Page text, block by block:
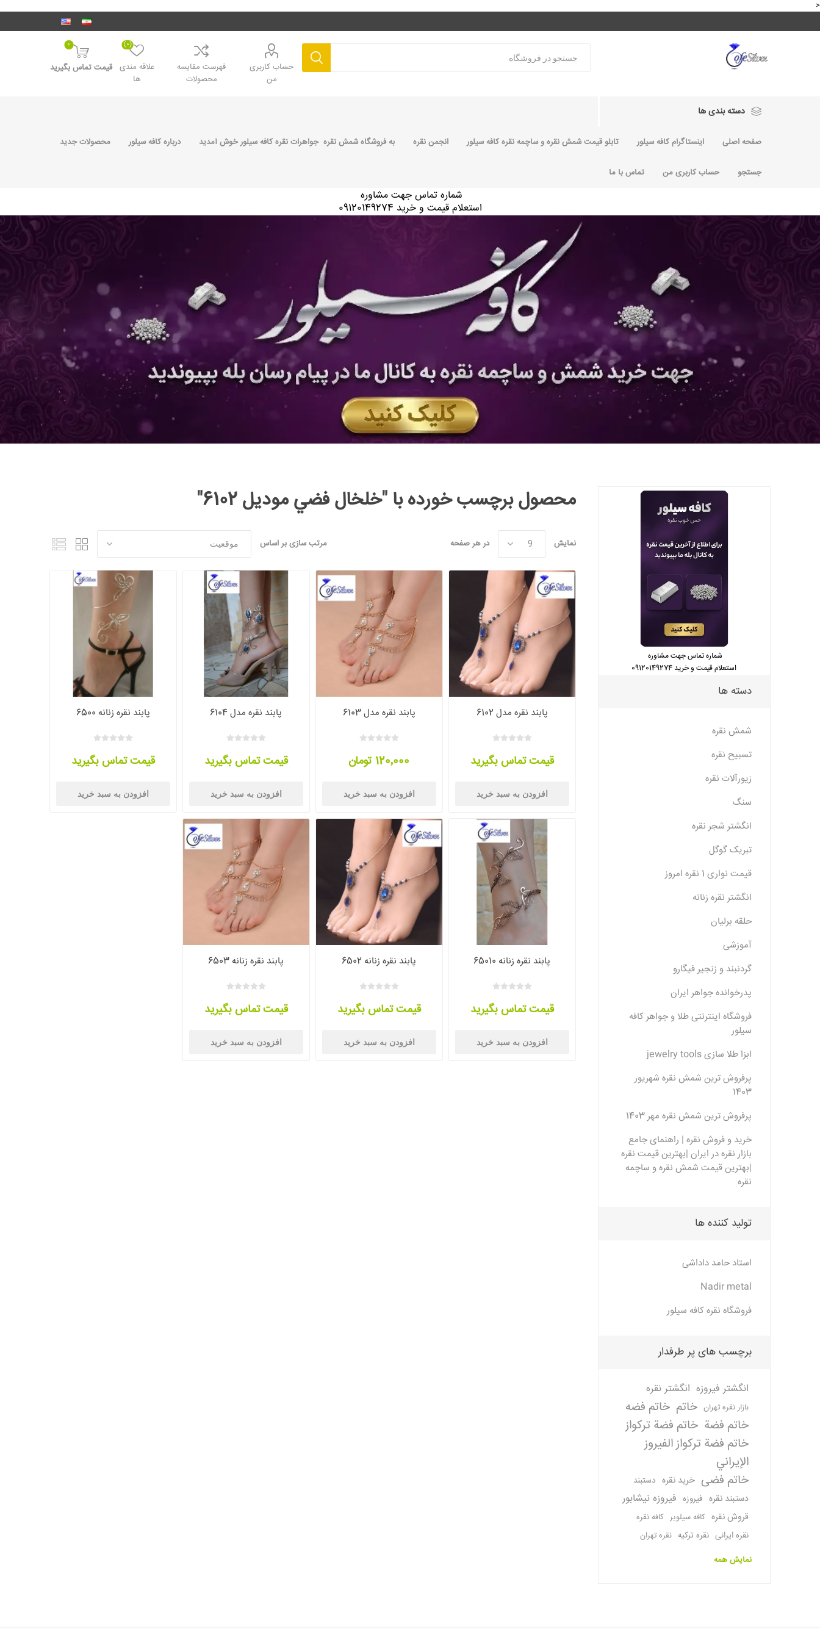
<
حساب کاربری
من
فهرست مقایسه
محصولات
علاقه مندی
ها
(0)
0
قیمت تماس بگیرید
دسته بندی ها
صفحه اصلی اینستاگرام کافه سیلور تابلو قیمت شمش نقره و ساچمه نقره کافه سیلور انجمن نقره به فروشگاه شمش نقره جواهرات نقره کافه سیلور خوش آمدید درباره کافه سیلور محصولات جدید
جستجو حساب کاربری من تماس با ما
شماره تماس جهت مشاوره
استعلام قیمت و خرید 09120149274
محصول برچسب خورده با "خلخال فضي موديل 6102"
مرتب سازی بر اساس نمایش در هر صفحه
پابند نقره مدل 6102
قیمت تماس بگیرید
افزودن به سبد خرید
پابند نقره مدل 6103
120٬000 تومان
افزودن به سبد خرید
پابند نقره مدل 6104
قیمت تماس بگیرید
افزودن به سبد خرید
پابند نقره زنانه 6500
قیمت تماس بگیرید
افزودن به سبد خرید
پابند نقره زنانه 65010
قیمت تماس بگیرید
افزودن به سبد خرید
پابند نقره زنانه 6502
قیمت تماس بگیرید
افزودن به سبد خرید
پابند نقره زنانه 6503
قیمت تماس بگیرید
افزودن به سبد خرید
شماره تماس جهت مشاوره
استعلام قیمت و خرید 09120149274
دسته ها
شمش نقره
تسبیح نقره
زیورآلات نقره
سنگ
انگشتر شجر نقره
تبریک گوگل
قیمت نواری 1 نقره امروز
انگشتر نقره زنانه
حلقه برلیان
آموزشی
گردنبند و زنجیر فیگارو
پدرخوانده جواهر ایران
فروشگاه اینترنتی طلا و جواهر کافه
سیلور
ابزا طلا سازی jewelry tools
پرفروش ترین شمش نقره شهریور
1403
پرفروش ترین شمش نقره مهر 1403
خرید و فروش نقره | راهنمای جامع
بازار نقره در ایران |بهترین قیمت نقره
|بهترین قیمت شمش نقره و ساچمه
نقره
تولید کننده ها
استاد حامد داداشی
Nadir metal
فروشگاه نقره کافه سیلور
برچسب های پر طرفدار
انگشتر فیروزه انگشتر نقره
بازار نقره تهران خاتم خاتم فضه
خاتم فضة خاتم فضة تركواز
خاتم فضة تركواز الفيروز
الإيراني
خاتم فضی خرید نقره دستبند
دستبند نقره فیروزه فیروزه نیشابور
قروش نقره کافه سیلویر کافه نقره
نقره ایرانی نقره ترکیه نقره تهران
نمایش همه